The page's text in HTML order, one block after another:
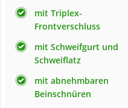
mit Triplex-
Frontverschluss
mit Schweifgurt und
Schweiflatz
mit abnehmbaren
Beinschnüren